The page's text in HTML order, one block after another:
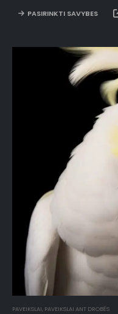
PASIRINKTI SAVYBES
PAVEIKSLAI, PAVEIKSLAI ANT DROBĖS